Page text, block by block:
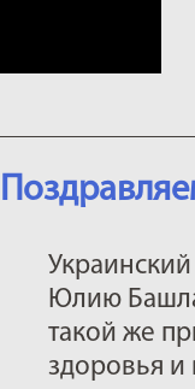
Юлию
такой же
здоровья и